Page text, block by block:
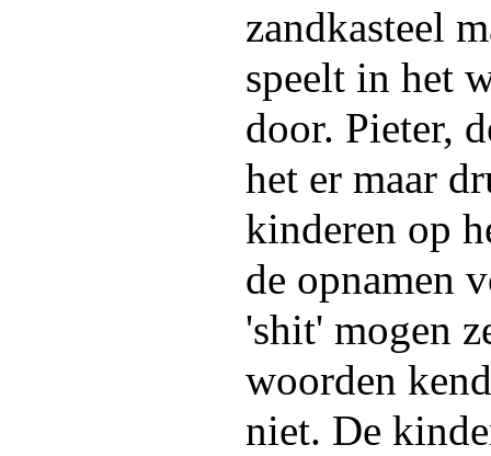
zandkasteel
speelt in het
door. Pieter,
het er maar
kinderen op
de opnamen
'shit' mogen
woorden
niet. De